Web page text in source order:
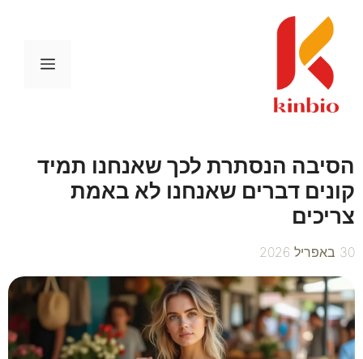
לתוכן
תפריט
הסיבה הנסתרת לכך שאנחנו תמיד
קונים דברים שאנחנו לא באמת
צריכים
30 באפריל 2026